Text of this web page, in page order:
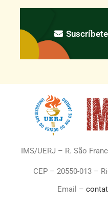
IMS/UERJ – R. São
CEP – 20550-013 –
Email –